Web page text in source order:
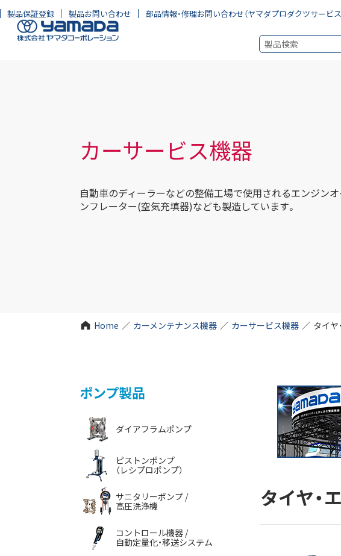
製品保証登録 製品お問い合わせ 部品情報・修理お問い合わせ（ヤマダプロダクツサービス
カーサービス機器
自動車のディーラーなどの整備工場で使用されるエンジン
ンフレーター(空気充填器)なども製造しています。
Home ／ カーメンテナンス機器 ／ カーサービス機器 ／ タイヤ
タイヤ・
ポンプ製品
ダイアフラムポンプ
ピストンポンプ
（レシプロポンプ）
サニタリーポンプ /
高圧洗浄機
コントロール機器 /
自動定量化・移送システム